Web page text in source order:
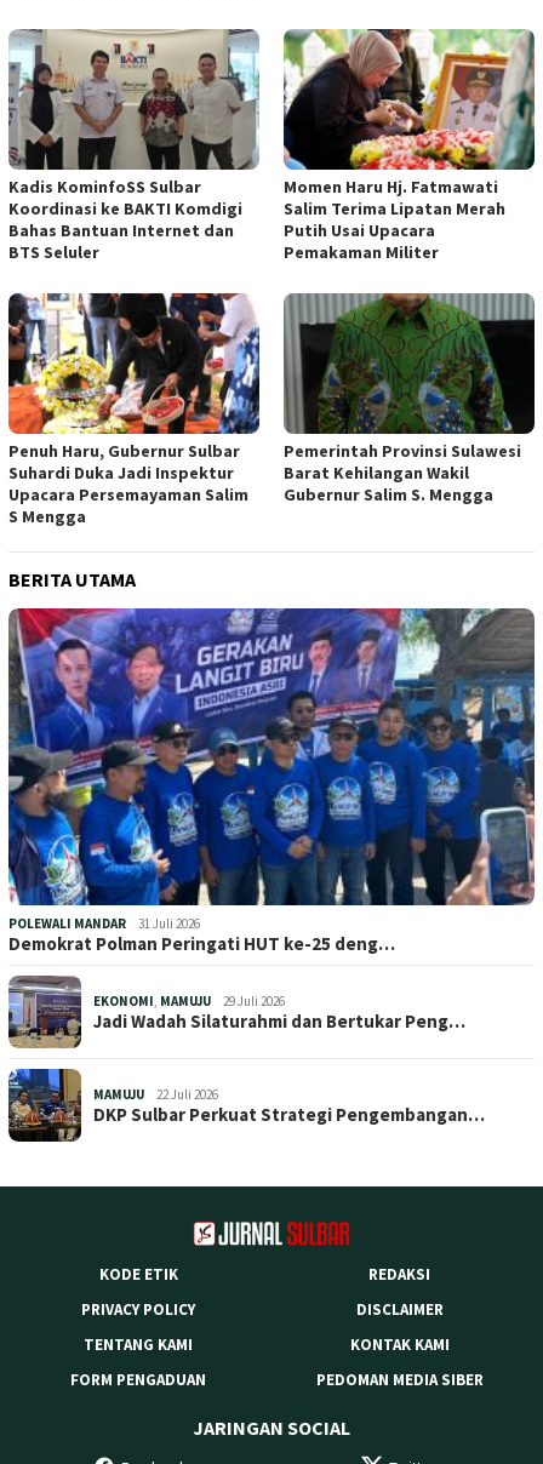
Kadis KominfoSS Sulbar
Koordinasi ke BAKTI Komdigi
Bahas Bantuan Internet dan
BTS Seluler
Momen Haru Hj. Fatmawati
Salim Terima Lipatan Merah
Putih Usai Upacara
Pemakaman Militer
Penuh Haru, Gubernur Sulbar
Suhardi Duka Jadi Inspektur
Upacara Persemayaman Salim
S Mengga
Pemerintah Provinsi Sulawesi
Barat Kehilangan Wakil
Gubernur Salim S. Mengga
BERITA UTAMA
POLEWALI MANDAR 31 Juli 2026
Demokrat Polman Peringati HUT ke-25 deng…
EKONOMI, MAMUJU 29 Juli 2026
Jadi Wadah Silaturahmi dan Bertukar Peng…
MAMUJU 22 Juli 2026
DKP Sulbar Perkuat Strategi Pengembangan…
KODE ETIK
REDAKSI
PRIVACY POLICY
DISCLAIMER
TENTANG KAMI
KONTAK KAMI
FORM PENGADUAN
PEDOMAN MEDIA SIBER
JARINGAN SOCIAL